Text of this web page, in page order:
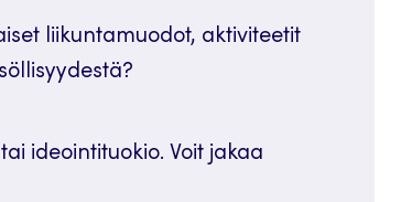
liikuntamuodot, aktiviteetit
ideointituokio. Voit jakaa